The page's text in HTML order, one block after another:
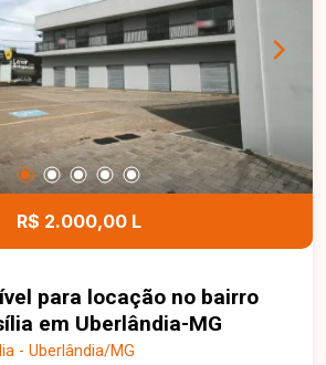
R$ 2.000,00 L
para locação no bairro
em Uberlândia-MG
- Uberlândia/MG